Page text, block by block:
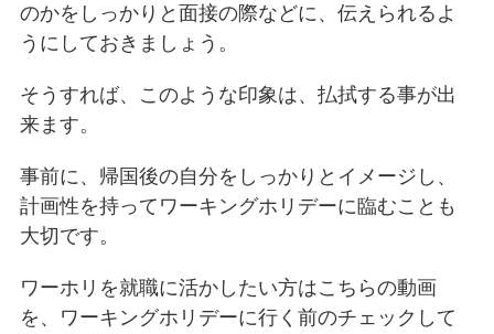
のかをしっかりと面接の際などに、伝えられるよ
うにしておきましょう。
そうすれば、このような印象は、払拭する事が出
来ます。
事前に、帰国後の自分をしっかりとイメージし、
計画性を持ってワーキングホリデーに臨むことも
大切です。
ワーホリを就職に活かしたい方はこちらの動画
を、ワーキングホリデーに行く前のチェックして